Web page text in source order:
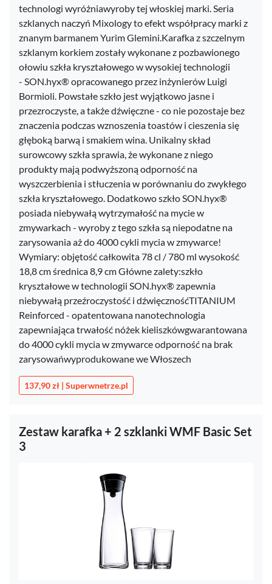
technologi wyróżniawyroby tej włoskiej marki. Seria
szklanych naczyń Mixology to efekt współpracy marki z
znanym barmanem Yurim Glemini.Karafka z szczelnym
szklanym korkiem zostały wykonane z pozbawionego
ołowiu szkła kryształowego w wysokiej technologii
- SON.hyx® opracowanego przez inżynierów Luigi
Bormioli. Powstałe szkło jest wyjątkowo jasne i
przezroczyste, a także dźwięczne - co nie pozostaje bez
znaczenia podczas wznoszenia toastów i cieszenia się
głęboką barwą i smakiem wina. Unikalny skład
surowcowy szkła sprawia, że wykonane z niego
produkty mają podwyższoną odporność na
wyszczerbienia i stłuczenia w porównaniu do zwykłego
szkła kryształowego. Dodatkowo szkło SON.hyx®
posiada niebywałą wytrzymałość na mycie w
zmywarkach - wyroby z tego szkła są niepodatne na
zarysowania aż do 4000 cykli mycia w zmywarce!
Wymiary: objętość całkowita 78 cl / 780 ml wysokość
18,8 cm średnica 8,9 cm Główne zalety:szkło
kryształowe w technologii SON.hyx® zapewnia
niebywałą przeźroczystość i dźwięcznośćTITANIUM
Reinforced - opatentowana nanotechnologia
zapewniająca trwałość nóżek kieliszkówgwarantowana
do 4000 cykli mycia w zmywarce odporność na brak
zarysowańwyprodukowane we Włoszech
137,90 zł | Superwnetrze.pl
Zestaw karafka + 2 szklanki WMF Basic Set
3